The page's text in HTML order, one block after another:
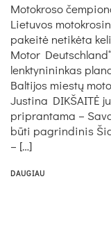
Motokroso
Lietuvos
pakeitė netikėta
Motor
lenktynininkas
Baltijos miestų
Justina DIKŠAITĖ
priprantama –
būti pagrindinis
– […]
DAUGIAU